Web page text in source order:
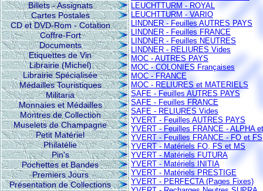
Billets - Assignats
Cartes Postales
CD et DVD-Rom - Cotation
Coffre-Fort
Documents
Etiquettes de Vin
Librairie (Michel)
Librairie Spécialisée
Médailles Touristiques
Militaria
Monnaies et Médailles
Montres de Collection
Muselets de Champagne
Petit Matériel
Philatélie
Pin's
Pochettes et Bandes
Premiers Jours
Présentation de Collections
LEUCHTTURM - ROYAL
LEUCHTTURM - VARIO
LINDNER - Feuilles AUTRES PAYS
LINDNER - Feuilles FRANCE
LINDNER - Feuilles NEUTRES
LINDNER - RELIURES Vides
MOC - AUTRES PAYS
MOC - COLONIES Françaises
MOC - FRANCE
MOC - RELIURES et MATERIELS
SAFE - Feuilles AUTRES PAYS
SAFE - Feuilles FRANCE
SAFE - RELIURES Vides
YVERT - Feuilles AUTRES PAYS
YVERT - Feuilles FRANCE - ALPHA
YVERT - Feuilles FRANCE - FO et FS
YVERT - Matériels FO, FS et MS
YVERT - Matériels FUTURA
YVERT - Matériels INITIA
YVERT - Matériels PRESTIGE
YVERT - PERFECTA (Pages Fixes)